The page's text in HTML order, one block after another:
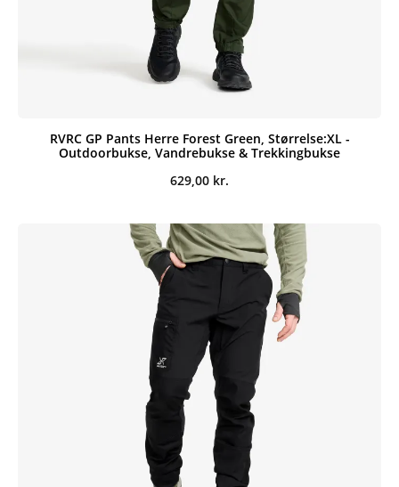
RVRC GP Pants Herre Forest Green, Størrelse:XL -
Outdoorbukse, Vandrebukse & Trekkingbukse
629,00 kr.